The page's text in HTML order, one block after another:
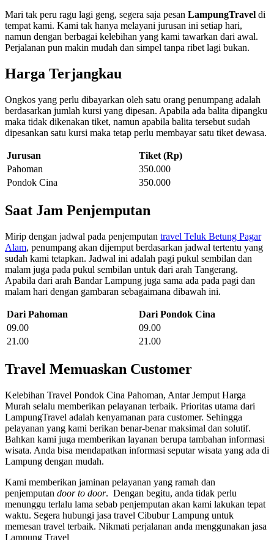
Mari tak peru ragu lagi geng, segera saja pesan LampungTravel di
tempat kami. Kami tak hanya melayani jurusan ini setiap hari,
namun dengan berbagai kelebihan yang kami tawarkan dari awal.
Perjalanan pun makin mudah dan simpel tanpa ribet lagi bukan.
Harga Terjangkau
Ongkos yang perlu dibayarkan oleh satu orang penumpang adalah
berdasarkan jumlah kursi yang dipesan. Apabila ada balita dipangku
maka tidak dikenakan tiket, namun apabila balita tersebut sudah
dipesankan satu kursi maka tetap perlu membayar satu tiket dewasa.
Jurusan
Tiket (Rp)
Pahoman
350.000
Pondok Cina
350.000
Saat Jam Penjemputan
Mirip dengan jadwal pada penjemputan travel Teluk Betung Pagar
Alam, penumpang akan dijemput berdasarkan jadwal tertentu yang
sudah kami tetapkan. Jadwal ini adalah pagi pukul sembilan dan
malam juga pada pukul sembilan untuk dari arah Tangerang.
Apabila dari arah Bandar Lampung juga sama ada pada pagi dan
malam hari dengan gambaran sebagaimana dibawah ini.
Dari Pahoman
Dari Pondok Cina
09.00
09.00
21.00
21.00
Travel Memuaskan Customer
Kelebihan Travel Pondok Cina Pahoman, Antar Jemput Harga
Murah selalu memberikan pelayanan terbaik. Prioritas utama dari
LampungTravel adalah kenyamanan para customer. Sehingga
pelayanan yang kami berikan benar-benar maksimal dan solutif.
Bahkan kami juga memberikan layanan berupa tambahan informasi
wisata. Anda bisa mendapatkan informasi seputar wisata yang ada di
Lampung dengan mudah.
Kami memberikan jaminan pelayanan yang ramah dan
penjemputan door to door. Dengan begitu, anda tidak perlu
menunggu terlalu lama sebab penjemputan akan kami lakukan tepat
waktu. Segera hubungi jasa travel Cibubur Lampung untuk
memesan travel terbaik. Nikmati perjalanan anda menggunakan jasa
Lampung Travel